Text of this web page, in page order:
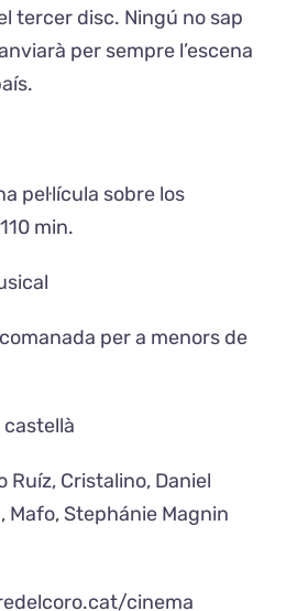
tercer disc. Ningú no sap
per sempre l’escena
pel·lícula sobre los
min.
per a menors de
castellà
Cristalino, Daniel
Mafo, Stephánie Magnin
cinema